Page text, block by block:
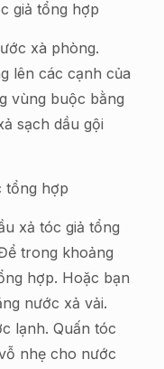
giả tổng hợp
xà phòng.
lên các cạnh của
vùng buộc bằng
sạch dầu gội
tổng hợp
xả tóc giả tổng
trong khoảng
hợp. Hoặc bạn
nước xả vải.
lạnh. Quấn tóc
nhẹ cho nước